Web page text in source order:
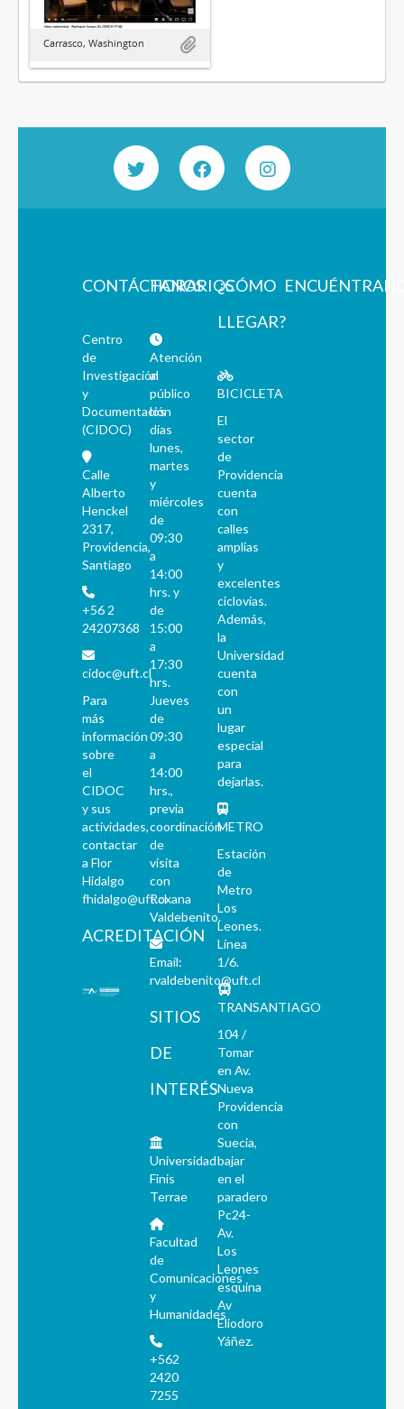
Carrasco, Washington
CONTÁCTANOS
Centro
de
Investigación
y
Documentación
(CIDOC)
Calle
Alberto
Henckel
2317,
Providencia,
Santiago
+56 2
24207368
cidoc@uft.cl
Para
más
información
sobre
el
CIDOC
y sus
actividades,
contactar
a Flor
Hidalgo
fhidalgo@uft.cl
ACREDITACIÓN
HORARIOS
Atención
al
público
los
días
lunes,
martes
y
miércoles
de
09:30
a
14:00
hrs. y
de
15:00
a
17:30
hrs.
Jueves
de
09:30
a
14:00
hrs.,
previa
coordinación
de
visita
con
Roxana
Valdebenito.
Email:
rvaldebenito@uft.cl
SITIOS
DE
INTERÉS
Universidad
Finis
Terrae
Facultad
de
Comunicaciones
y
Humanidades
+562
2420
7255
¿CÓMO
LLEGAR?
BICICLETA
El
sector
de
Providencia
cuenta
con
calles
amplias
y
excelentes
ciclovías.
Además,
la
Universidad
cuenta
con
un
lugar
especial
para
dejarlas.
METRO
Estación
de
Metro
Los
Leones.
Línea
1/6.
TRANSANTIAGO
104 /
Tomar
en Av.
Nueva
Providencia
con
Suecia,
bajar
en el
paradero
Pc24-
Av.
Los
Leones
esquina
Av
Eliodoro
Yáñez.